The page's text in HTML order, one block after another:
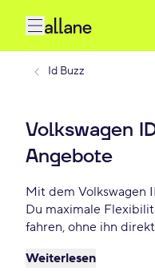
Id Buzz
Volkswagen
Angebote
Mit dem Volkswagen
Du maximale
fahren, ohne ihn
monatlichen Raten bietet Volkswagen ID.
Weiterlesen